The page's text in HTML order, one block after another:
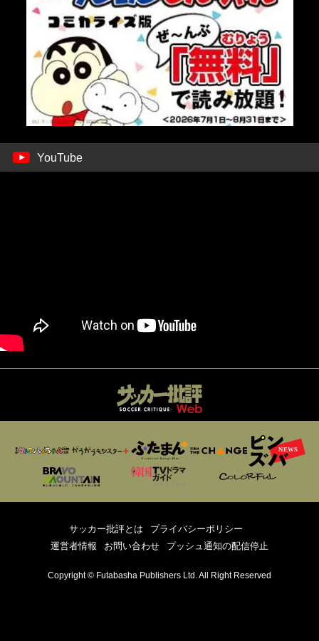
YouTube
サッカー批評とは
プライバシーポリシー
運営者情報
お問い合わせ プッシュ通知の配信停止
Copyright © Futabasha Publishers Ltd. All Right Reserved